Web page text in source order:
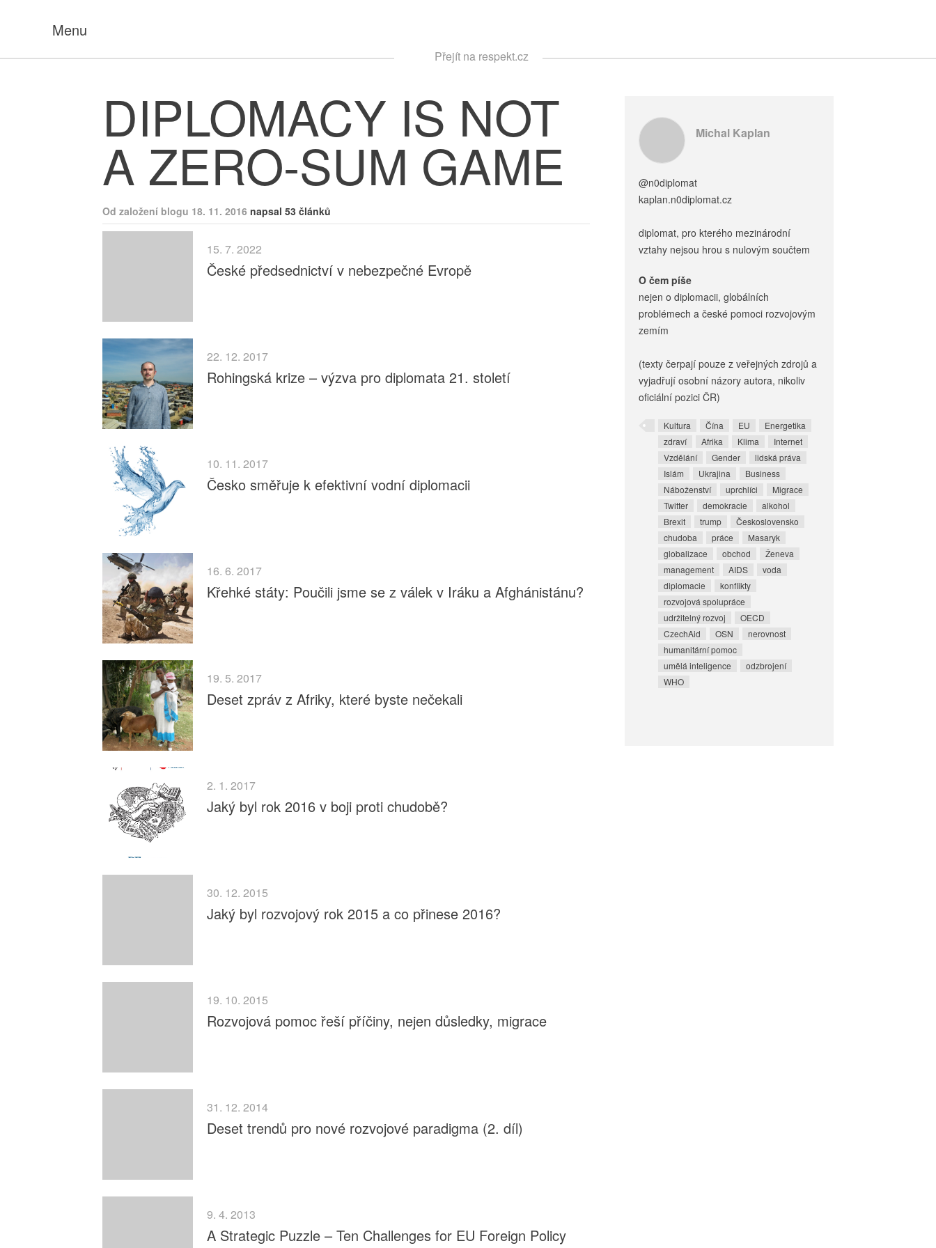
Menu
Přejít na respekt.cz
DIPLOMACY IS NOT
A ZERO-SUM GAME
Od založení blogu 18. 11. 2016 napsal 53 článků
15. 7. 2022
České předsednictví v nebezpečné Evropě
22. 12. 2017
Rohingská krize – výzva pro diplomata 21. století
10. 11. 2017
Česko směřuje k efektivní vodní diplomacii
16. 6. 2017
Křehké státy: Poučili jsme se z válek v Iráku a Afghánistánu?
19. 5. 2017
Deset zpráv z Afriky, které byste nečekali
2. 1. 2017
Jaký byl rok 2016 v boji proti chudobě?
30. 12. 2015
Jaký byl rozvojový rok 2015 a co přinese 2016?
19. 10. 2015
Rozvojová pomoc řeší příčiny, nejen důsledky, migrace
31. 12. 2014
Deset trendů pro nové rozvojové paradigma (2. díl)
9. 4. 2013
A Strategic Puzzle – Ten Challenges for EU Foreign Policy
Michal Kaplan
@n0diplomat
kaplan.n0diplomat.cz
diplomat, pro kterého mezinárodní
vztahy nejsou hrou s nulovým součtem
O čem píše
nejen o diplomacii, globálních
problémech a české pomoci rozvojovým
zemím
(texty čerpají pouze z veřejných zdrojů a
vyjadřují osobní názory autora, nikoliv
oficiální pozici ČR)
Kultura Čína EU
Energetika
zdraví
Afrika Klima
Internet
Vzdělání
Gender
lidská práva
Islám
Ukrajina
Business
Náboženství
uprchlíci
Migrace
Twitter
demokracie
alkohol
Brexit
trump
Československo
chudoba
práce
Masaryk
globalizace
obchod
Ženeva
management
AIDS
voda
diplomacie
konflikty
rozvojová spolupráce
udržitelný rozvoj
OECD
CzechAid
OSN
nerovnost
humanitární pomoc
umělá inteligence
odzbrojení
WHO